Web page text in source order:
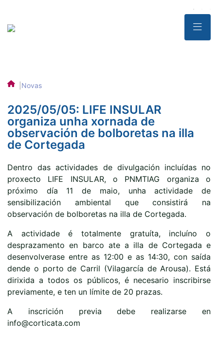
Novas
2025/05/05: LIFE INSULAR
organiza unha xornada de
observación de bolboretas na illa
de Cortegada
Dentro das actividades de divulgación incluídas no
proxecto LIFE INSULAR, o PNMTIAG organiza o
próximo día 11 de maio, unha actividade de
sensibilización ambiental que consistirá na
observación de bolboretas na illa de Cortegada.
A actividade é totalmente gratuíta, incluíno o
desprazamento en barco ate a illa de Cortegada e
desenvolverase entre as 12:00 e as 14:30, con saída
dende o porto de Carril (Vilagarcía de Arousa). Está
dirixida a todos os públicos, é necesario inscribirse
previamente, e ten un límite de 20 prazas.
A inscrición previa debe realizarse en
info@corticata.com